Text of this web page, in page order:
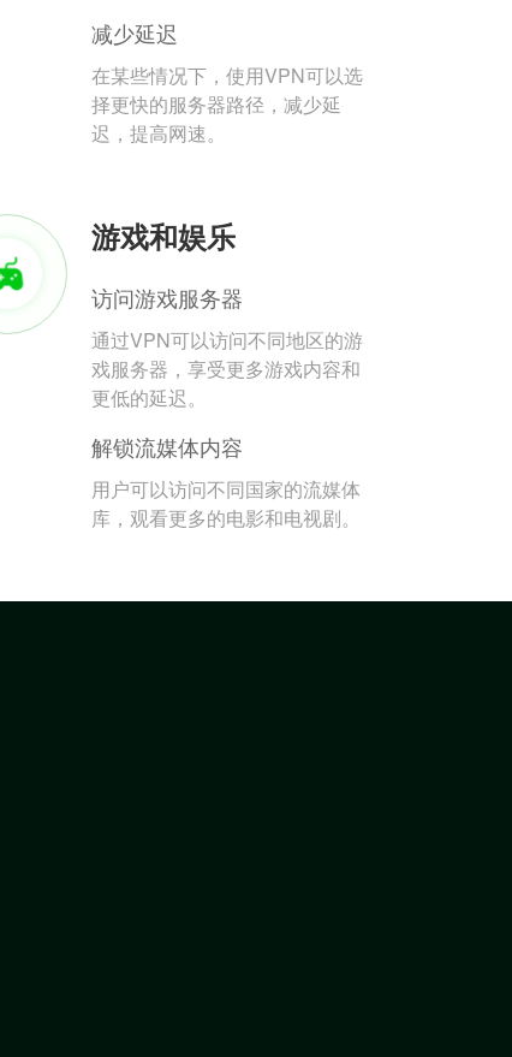
减少延迟
在某些情况下，使用VPN可以选
择更快的服务器路径，减少延
迟，提高网速。
游戏和娱乐
访问游戏服务器
通过VPN可以访问不同地区的游
戏服务器，享受更多游戏内容和
更低的延迟。
解锁流媒体内容
用户可以访问不同国家的流媒体
库，观看更多的电影和电视剧。